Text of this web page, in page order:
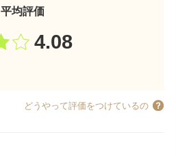
平均評価
4.08
どうやって評価をつけているの